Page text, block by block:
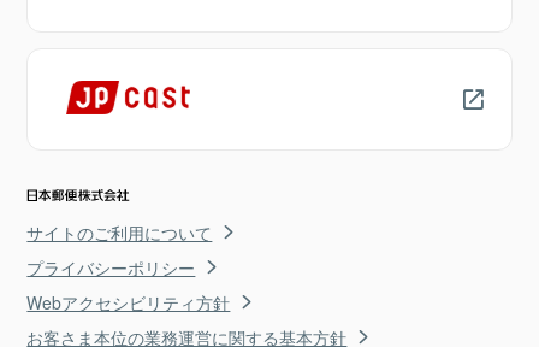
サイトのご利用について
プライバシーポリシー
Webアクセシビリティ方針
お客さま本位の業務運営に関する基本方針